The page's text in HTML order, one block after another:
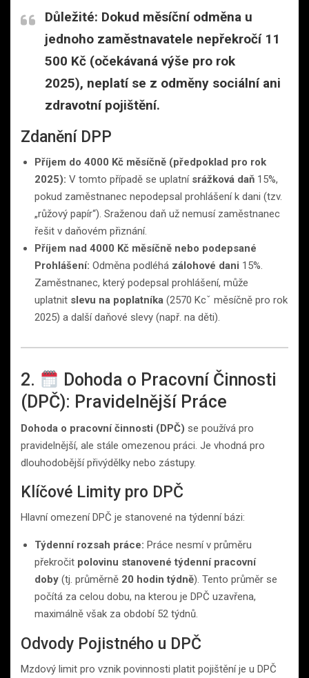
Důležité: Dokud měsíční odměna u
jednoho zaměstnavatele nepřekročí 11
500 Kč (očekávaná výše pro rok
2025), neplatíse z odměny sociální ani
zdravotní pojištění.
Zdanění DPP
Příjem do 4000 Kč měsíčně (předpoklad pro rok
2025): V tomto případě se uplatní srážková daň 15%,
pokud zaměstnanec nepodepsal prohlášení k dani (tzv.
„růžový papír“). Sraženou daň už nemusí zaměstnanec
řešit v daňovém přiznání.
Příjem nad 4000 Kč měsíčně nebo podepsané
Prohlášení: Odměna podléhá zálohové dani 15%.
Zaměstnanec, který podepsal prohlášení, může
uplatnit slevu na poplatníka (2570 Kcˇ měsíčně pro rok
2025) a další daňové slevy (např. na děti).
2.
Dohoda o Pracovní Činnosti
(DPČ): Pravidelnější Práce
Dohoda o pracovní činnosti (DPČ) se používá pro
pravidelnější, ale stále omezenou práci. Je vhodná pro
dlouhodobější přivýdělky nebo zástupy.
Klíčové Limity pro DPČ
Hlavní omezení DPČ je stanovené na týdenní bázi:
Týdenní rozsah práce: Práce nesmí v průměru
překročit polovinu stanovené týdenní pracovní
doby (tj. průměrně 20 hodin týdně). Tento průměr se
počítá za celou dobu, na kterou je DPČ uzavřena,
maximálně však za období 52 týdnů.
Odvody Pojistného u DPČ
Mzdový limit pro vznik povinnosti platit pojištění je u DPČ